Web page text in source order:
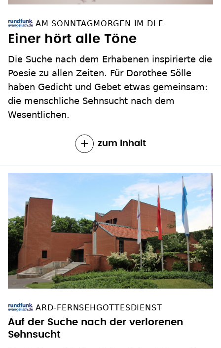
AM SONNTAGMORGEN IM DLF
Einer hört alle Töne
Die Suche nach dem Erhabenen inspirierte die
Poesie zu allen Zeiten. Für Dorothee Sölle
haben Gedicht und Gebet etwas gemeinsam:
die menschliche Sehnsucht nach dem
Wesentlichen.
zum Inhalt
ARD-FERNSEHGOTTESDIENST
Auf der Suche nach der verlorenen
Sehnsucht